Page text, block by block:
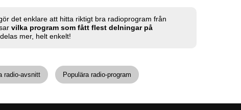
det enklare att hitta riktigt bra radioprogram från
vilka program som fått flest delningar på
mer, helt enkelt!
radio-avsnitt Populära radio-program